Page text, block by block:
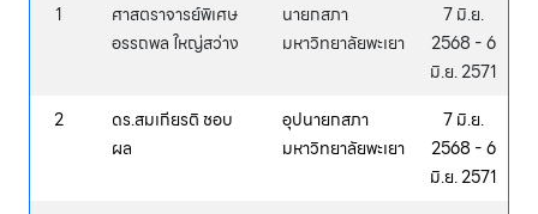
1
ศาสตราจารย์พิเศษ
อรรถพล ใหญ่สว่าง
นายกสภา
มหาวิทยาลัยพะเยา
7 มิ.ย.
2568 - 6
มิ.ย. 2571
2
ดร.สมเกียรติ ชอบ
ผล
อุปนายกสภา
มหาวิทยาลัยพะเยา
7 มิ.ย.
2568 - 6
มิ.ย. 2571